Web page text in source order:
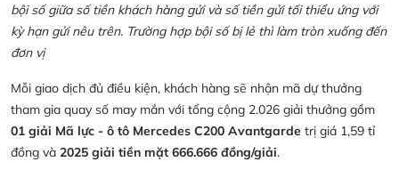
bội số giữa số tiền khách hàng gửi và số tiền gửi tối thiểu ứng với
kỳ hạn gửi nêu trên. Trường hợp bội số bị lẻ thì làm tròn xuống đến
đơn vị
Mỗi giao dịch đủ điều kiện, khách hàng sẽ nhận mã dự thưởng
tham gia quay số may mắn với tổng cộng 2.026 giải thưởng gồm
01 giải Mã lực - ô tô Mercedes C200 Avantgarde trị giá 1,59 tỉ
đồng và 2025 giải tiền mặt 666.666 đồng/giải.